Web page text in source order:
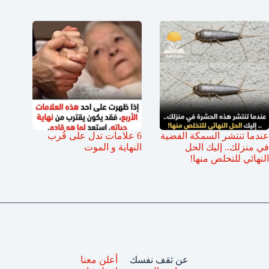
عندما تنتشر السمكة الفضية
في منزلك.. إليك الحل
النهائي للتخلص منها!
6 علامات تدل على قُرب
النهاية و الموت
عن ثقف نفسك
أعلن معنا